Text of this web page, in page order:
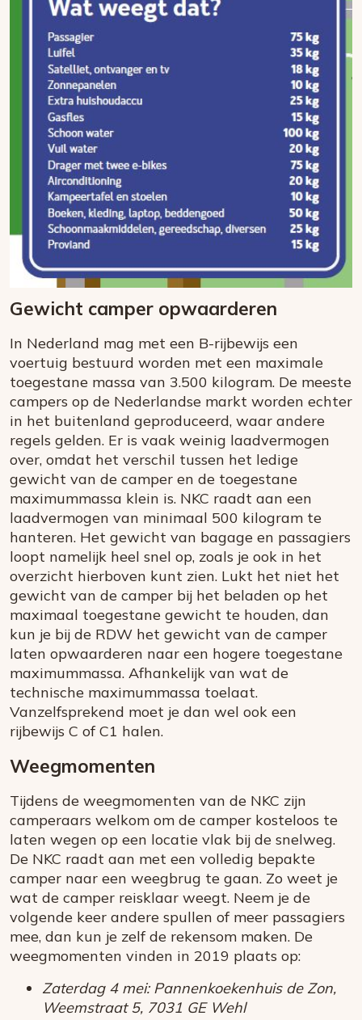
Gewicht camper opwaarderen
In Nederland mag met een B-rijbewijs een
voertuig bestuurd worden met een maximale
toegestane massa van 3.500 kilogram. De meeste
campers op de Nederlandse markt worden echter
in het buitenland geproduceerd, waar andere
regels gelden. Er is vaak weinig laadvermogen
over, omdat het verschil tussen het ledige
gewicht van de camper en de toegestane
maximummassa klein is. NKC raadt aan een
laadvermogen van minimaal 500 kilogram te
hanteren. Het gewicht van bagage en passagiers
loopt namelijk heel snel op, zoals je ook in het
overzicht hierboven kunt zien. Lukt het niet het
gewicht van de camper bij het beladen op het
maximaal toegestane gewicht te houden, dan
kun je bij de RDW het gewicht van de camper
laten opwaarderen naar een hogere toegestane
maximummassa. Afhankelijk van wat de
technische maximummassa toelaat.
Vanzelfsprekend moet je dan wel ook een
rijbewijs C of C1 halen.
Weegmomenten
Tijdens de weegmomenten van de NKC zijn
camperaars welkom om de camper kosteloos te
laten wegen op een locatie vlak bij de snelweg.
De NKC raadt aan met een volledig bepakte
camper naar een weegbrug te gaan. Zo weet je
wat de camper reisklaar weegt. Neem je de
volgende keer andere spullen of meer passagiers
mee, dan kun je zelf de rekensom maken. De
weegmomenten vinden in 2019 plaats op:
Zaterdag 4 mei: Pannenkoekenhuis de Zon,
Weemstraat 5, 7031 GE Wehl